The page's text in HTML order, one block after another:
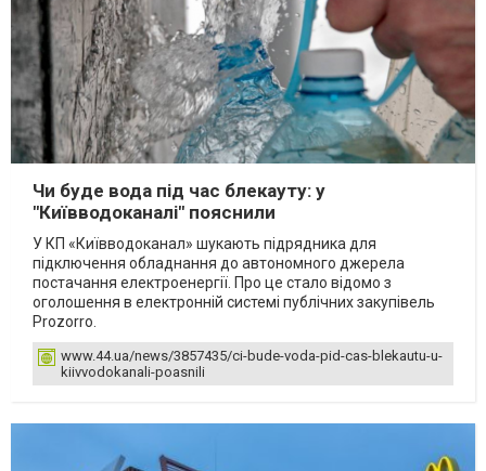
Чи буде вода під час блекауту: у
"Київводоканалі" пояснили
У КП «Київводоканал» шукають підрядника для
підключення обладнання до автономного джерела
постачання електроенергії. Про це стало відомо з
оголошення в електронній системі публічних закупівель
Prozorro.
www.44.ua/news/3857435/ci-bude-voda-pid-cas-blekautu-u-
kiivvodokanali-poasnili